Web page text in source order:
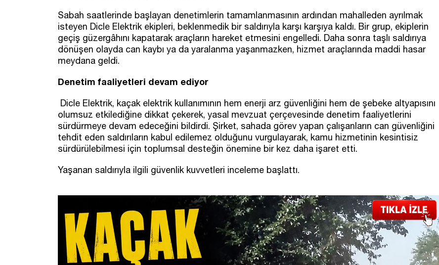
Sabah saatlerinde başlayan denetimlerin tamamlanmasının ardından mahalleden ayrılmak
isteyen Dicle Elektrik ekipleri, beklenmedik bir saldırıyla karşı karşıya kaldı. Bir grup, ekiplerin
geçiş güzergâhını kapatarak araçların hareket etmesini engelledi. Daha sonra taşlı saldırıya
dönüşen olayda can kaybı ya da yaralanma yaşanmazken, hizmet araçlarında maddi hasar
meydana geldi.
Denetim faaliyetleri devam ediyor
Dicle Elektrik, kaçak elektrik kullanımının hem enerji arz güvenliğini hem de şebeke altyapısını
olumsuz etkilediğine dikkat çekerek, yasal mevzuat çerçevesinde denetim faaliyetlerini
sürdürmeye devam edeceğini bildirdi. Şirket, sahada görev yapan çalışanların can güvenliğini
tehdit eden saldırıların kabul edilemez olduğunu vurgulayarak, kamu hizmetinin kesintisiz
sürdürülebilmesi için toplumsal desteğin önemine bir kez daha işaret etti.
Yaşanan saldırıyla ilgili güvenlik kuvvetleri inceleme başlattı.